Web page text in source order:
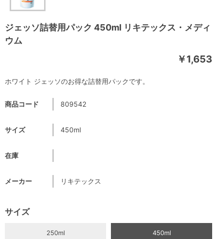
ジェッソ詰替用パック 450ml リキテックス・メディ
ウム
￥1,653
商品コード 809542
サイズ 450ml
在庫
メーカー リキテックス
サイズ
250ml 450ml
ホワイト ジェッソのお得な詰替用パックです。